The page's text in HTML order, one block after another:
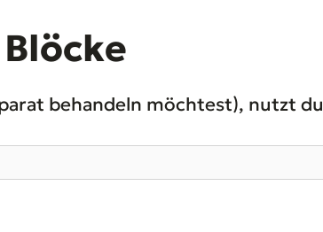
behandeln möchtest), nutzt du